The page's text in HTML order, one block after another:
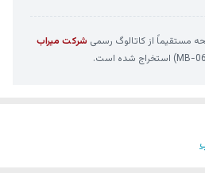
مستقیماً از کاتالوگ رسمی شرکت میراب